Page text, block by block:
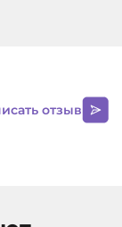
отзыв